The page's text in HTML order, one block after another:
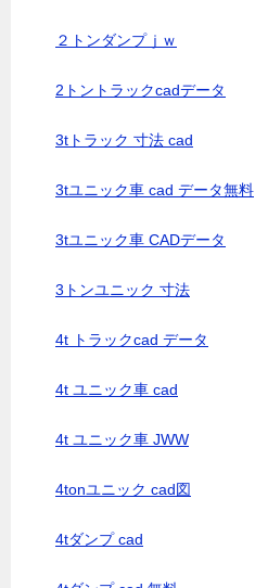
２トンダンプｊｗ
2トントラックcadデータ
3tトラック 寸法 cad
3tユニック車 cad データ無料
3tユニック車 CADデータ
3トンユニック 寸法
4t トラックcad データ
4t ユニック車 cad
4t ユニック車 JWW
4tonユニック cad図
4tダンプ cad